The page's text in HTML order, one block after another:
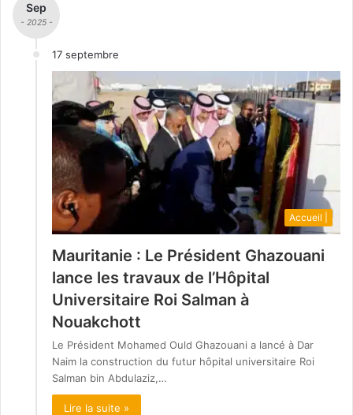
Sep
- 2025 -
17 septembre
Accueil |
Mauritanie : Le Président Ghazouani
lance les travaux de l’Hôpital
Universitaire Roi Salman à
Nouakchott
Le Président Mohamed Ould Ghazouani a lancé à Dar
Naim la construction du futur hôpital universitaire Roi
Salman bin Abdulaziz,…
Lire la suite »